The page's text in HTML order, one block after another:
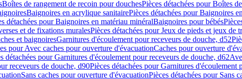
Boîtes de rangement de recoin pour douchesPièces détachées pour Boîtes
Baignoires en acrylique sanitairePièces détachées pour Baignoires
détachées pour Baignoires en matériau minéralBaignoires pour bébés
et de fixations muralesPièces détachées pour Jeux de pieds et jeux de
et baignoiresGarnitures d'écoulement pour receveurs de douche, d52
pour Avec caches pour ouverture d'évacuationCaches pour ouverture
détachées pour Garnitures d'écoulement pour receveurs de douche, d62
receveurs de douche, d90Pièces détachées pour Garnitures d'écoulement
Sans caches pour ouverture d'évacuationPièces détachées pour Sans